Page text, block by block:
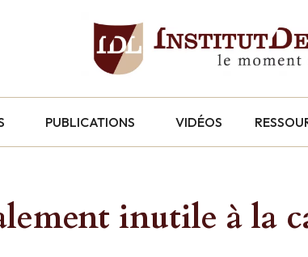
PUBLICATIONS VIDÉOS
inutile à la